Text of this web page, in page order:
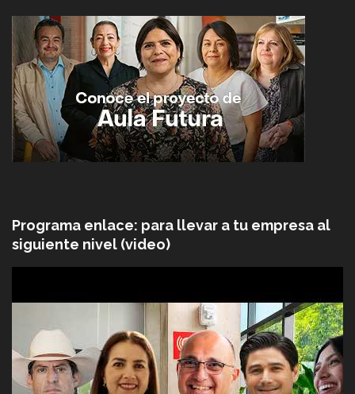
Programa enlace: para llevar a tu empresa al
siguiente nivel (video)